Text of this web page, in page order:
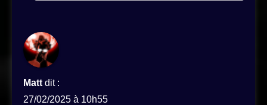
Matt dit :
27/02/2025 à 10h55